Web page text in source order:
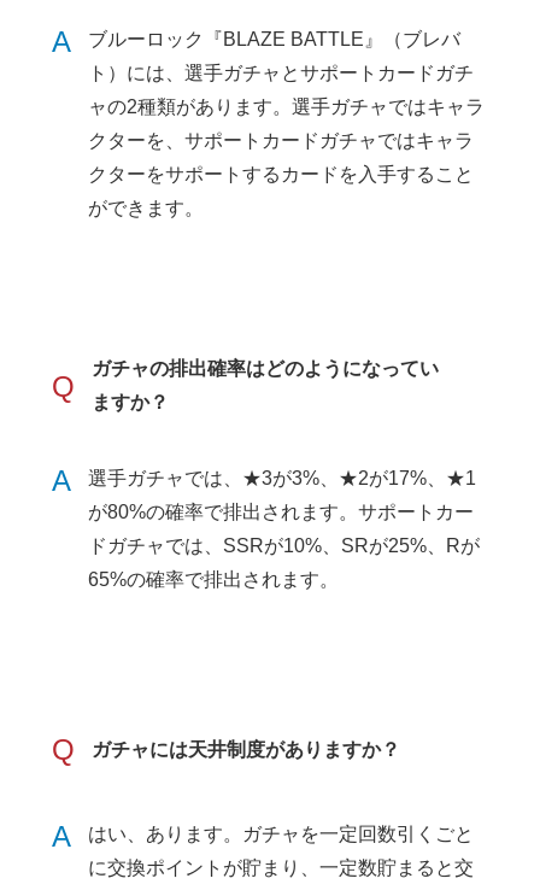
A
ブルーロック『BLAZE BATTLE』（ブレバ
ト）には、選手ガチャとサポートカードガチ
ャの2種類があります。選手ガチャではキャラ
クターを、サポートカードガチャではキャラ
クターをサポートするカードを入手すること
ができます。
Q
ガチャの排出確率はどのようになってい
ますか？
A
選手ガチャでは、★3が3%、★2が17%、★1
が80%の確率で排出されます。サポートカー
ドガチャでは、SSRが10%、SRが25%、Rが
65%の確率で排出されます。
Q ガチャには天井制度がありますか？
A
はい、あります。ガチャを一定回数引くごと
に交換ポイントが貯まり、一定数貯まると交